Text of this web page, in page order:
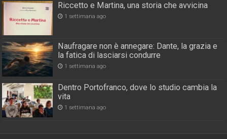
Riccetto e Martina, una storia che avvicina
1 settimana ago
Naufragare non è annegare: Dante, la grazia e
la fatica di lasciarsi condurre
1 settimana ago
Dentro Portofranco, dove lo studio cambia la
vita
1 settimana ago